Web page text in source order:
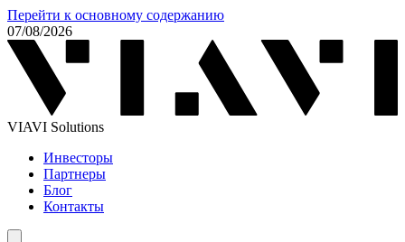
Перейти к основному содержанию
07/08/2026
VIAVI Solutions
Инвесторы
Партнеры
Блог
Контакты